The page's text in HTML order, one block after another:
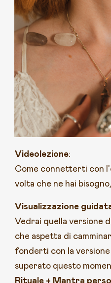
Videolezione:
Come connetterti con
volta che ne hai
Visualizzazione
Vedrai quella versione
che aspetta di
fonderti con la
superato questo
Rituale + Mantra